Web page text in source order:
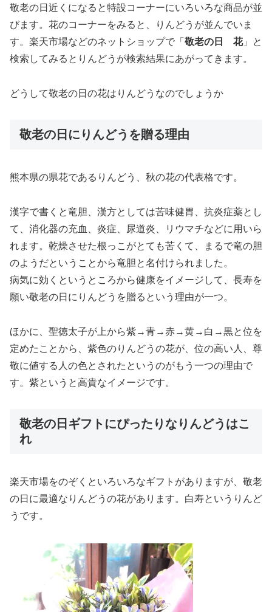
敬老の日近くになると特設コーナーにいろいろな商品が並
びます。花のコーナーをみると、りんどうが並んでいま
す。楽天市場などのネットショップで「 敬老の日 花」と
検索してみるとりんどうが検索結果にあがってきます。
どうして敬老の日の花はりんどうなのでしょうか
敬老の日にりんどうを贈る理由
熊本県の県花であるりんどう、秋の花の代表格です。
漢字で書くと竜胆、漢方としては苦味健胃、抗炎症薬とし
て、消化器の充血、炎症、尿道炎、リウマチなどに用いら
れます。乾燥させた根っこがとても苦くて、まるで竜の胆
のようだということから竜胆と名付けられました。
病気に効くというところから健康をイメージして、長寿を
願い敬老の日にりんどうを贈るという理由が一つ。
ほかに、聖徳太子が上から紫→青→赤→黄→白→黒と位を
定めたことから、紫色のりんどうの花が、位の高い人、尊
敬に値する人の色とされたというのがもう一つの理由で
す。紫というと高貴なイメージです。
敬老の日ギフトにぴったりなりんどうはこ
れ
楽天市場をのぞくといろいろなギフトがありますが、敬老
の日に最適なりんどうの花があります。白寿というりんど
うです。